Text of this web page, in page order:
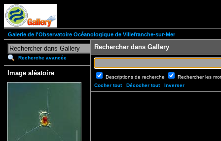
Galerie de l'Observatoire Océanologique de Villefranche-sur-Mer
Recherche avancée
Image aléatoire
Rechercher dans Gallery
Descriptions de recherche
Rechercher les
Cocher tout
Décocher tout Inverser